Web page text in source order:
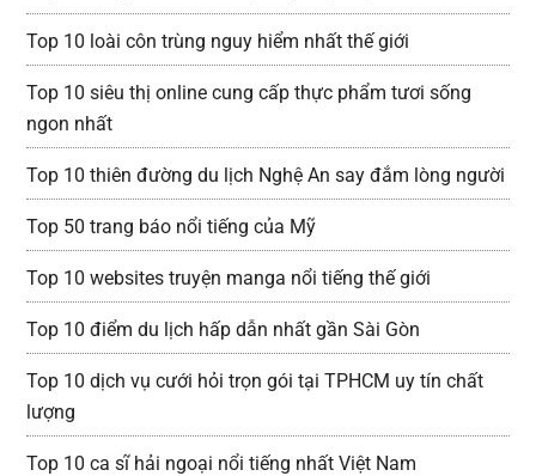
Top 10 loài côn trùng nguy hiểm nhất thế giới
Top 10 siêu thị online cung cấp thực phẩm tươi sống
ngon nhất
Top 10 thiên đường du lịch Nghệ An say đắm lòng người
Top 50 trang báo nổi tiếng của Mỹ
Top 10 websites truyện manga nổi tiếng thế giới
Top 10 điểm du lịch hấp dẫn nhất gần Sài Gòn
Top 10 dịch vụ cưới hỏi trọn gói tại TPHCM uy tín chất
lượng
Top 10 ca sĩ hải ngoại nổi tiếng nhất Việt Nam